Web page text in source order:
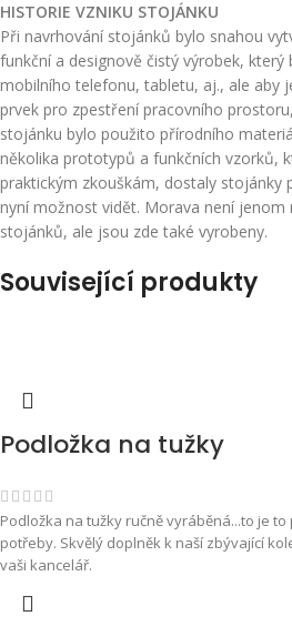
HISTORIE VZNIKU STOJÁNKU
Při navrhování stojánků bylo snahou
funkční a designově čistý výrobek, který
mobilního telefonu, tabletu, aj., ale aby
prvek pro zpestření pracovního
stojánku bylo použito přírodního
několika prototypů a funkčních vzorků,
praktickým zkouškám, dostaly stojánky
nyní možnost vidět. Morava není jenom
stojánků, ale jsou zde také vyrobeny.
Související produkty
Podložka na tužky
Podložka na tužky ručně vyráběná...to je
potřeby. Skvělý doplněk k naší zbývající
vaši kancelář.